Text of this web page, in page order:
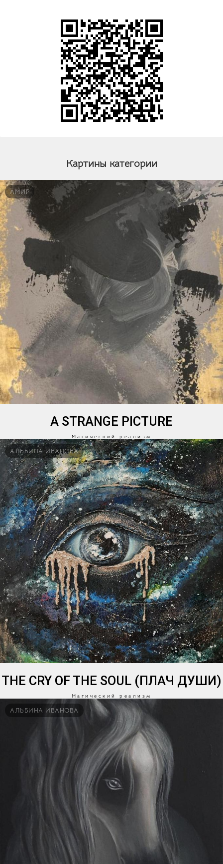
Картины категории
АМИР
A STRANGE PICTURE
Магический реализм
АЛЬБИНА ИВАНОВА
THE CRY OF THE SOUL (ПЛАЧ ДУШИ)
Магический реализм
АЛЬБИНА ИВАНОВА